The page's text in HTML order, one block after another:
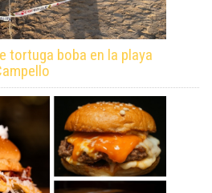
tortuga boba en la playa